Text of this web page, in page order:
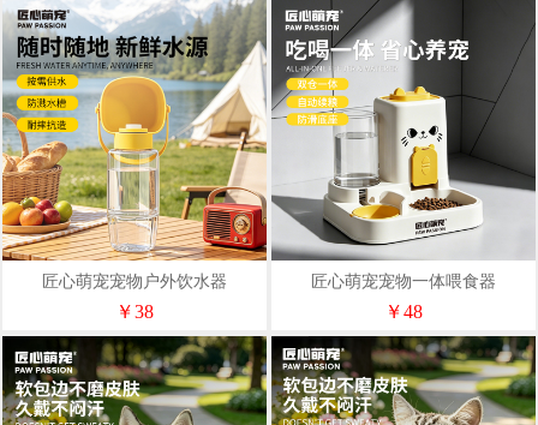
匠心萌宠宠物户外饮水器
JX2606028
￥38
匠心萌宠宠物一体喂食器
JX2606035
￥48